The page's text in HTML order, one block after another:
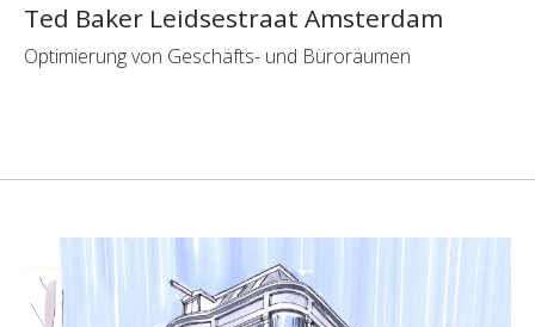
Ted Baker Leidsestraat Amsterdam
Optimierung von Geschäfts- und Büroräumen